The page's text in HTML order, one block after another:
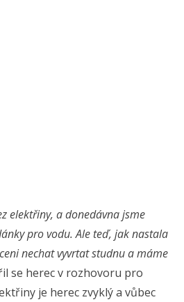
elektřiny, a donedávna jsme
pro vodu. Ale teď, jak nastala
nechat vyvrtat studnu a máme
se herec v rozhovoru pro
je herec zvyklý a vůbec